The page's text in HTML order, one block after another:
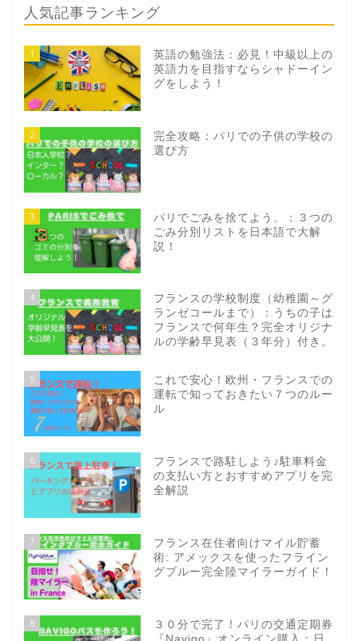
人気記事ランキング
1
英語の勉強法：必見！中級以上の
英語力を目指すならシャドーイン
グをしよう！
2
完全攻略：パリでの子供の学校の
選び方
3
パリでごみを捨てよう。：３つの
ごみ分別リストを日本語で大解
説！
4
フランスの学校制度（幼稚園～グ
ランゼコールまで）：うちの子は
フランスで何年生？完全オリジナ
ルの学齢早見表（３年分）付き。
5
これで安心！欧州・フランスでの
運転で知っておきたい７つのルー
ル
6
フランスで路駐しよう♪駐車料金
の支払い方とおすすめアプリを完
全解説
7
フランス在住者向けマイル貯蓄
術: アメックスを使ったフライン
グブルー完全陸マイラーガイド！
8
３０分で完了！パリの交通定期券